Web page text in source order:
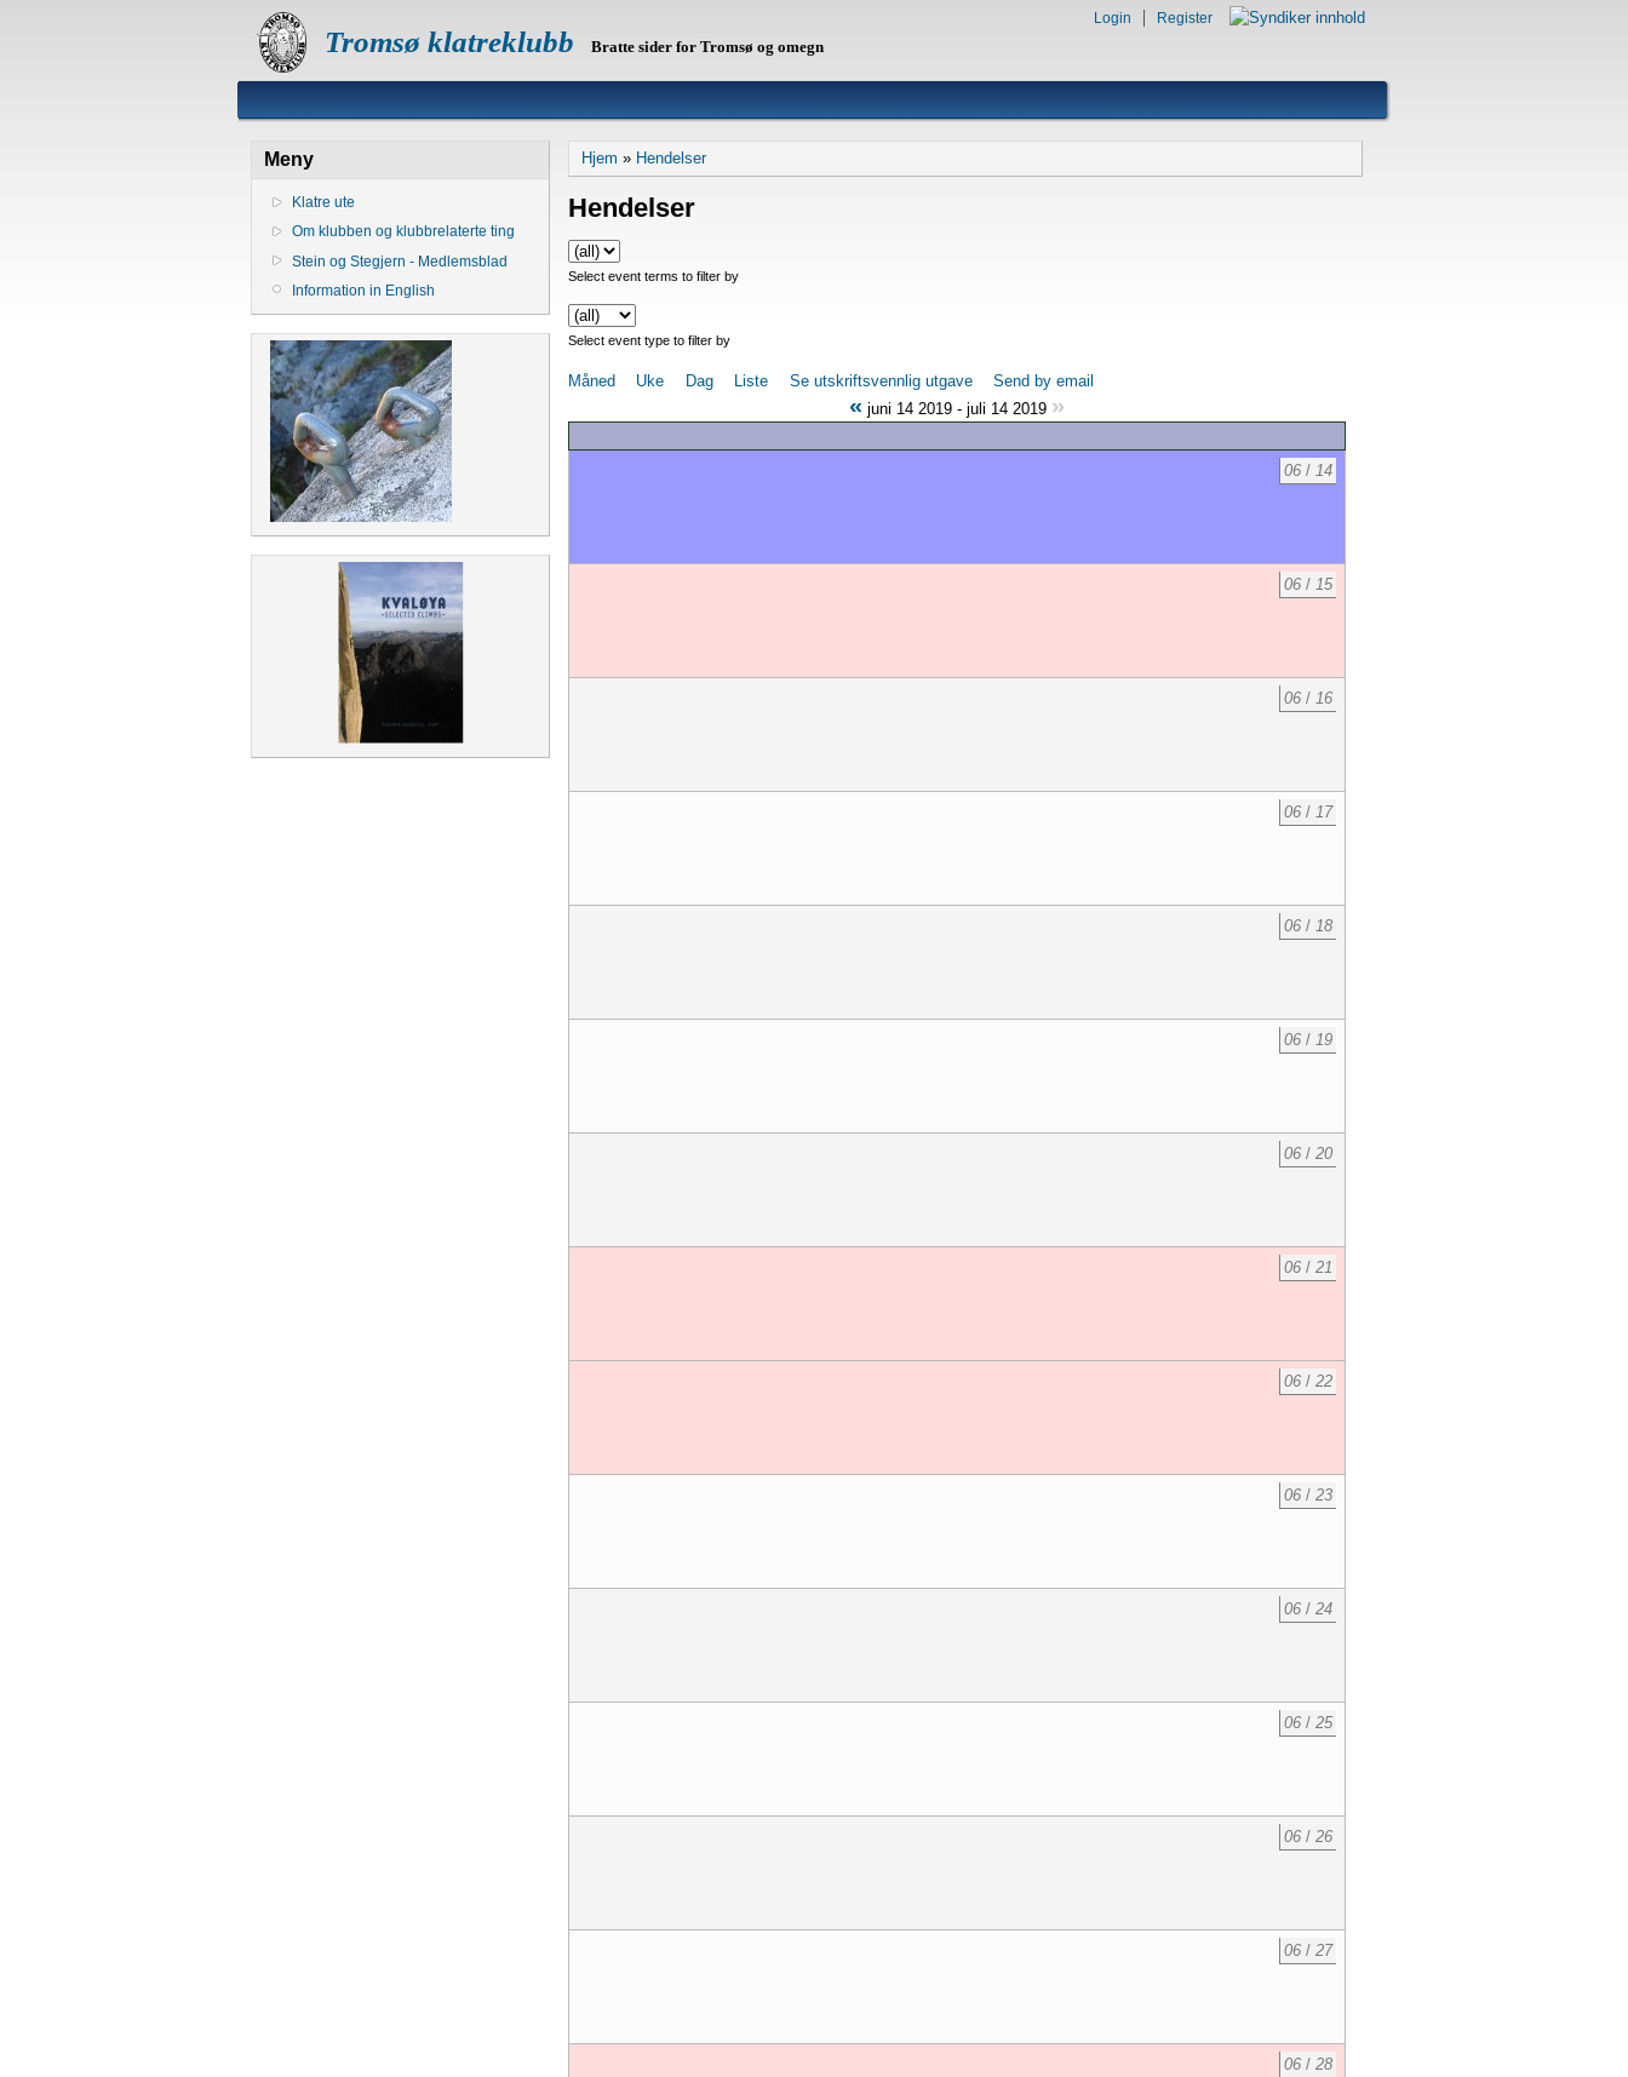
Tromsø klatreklubb Bratte sider for Tromsø og omegn
Login Register
Meny
Klatre ute
Om klubben og klubbrelaterte ting
Stein og Stegjern - Medlemsblad
Information in English
Hjem » Hendelser
Hendelser
Select event terms to filter by
Select event type to filter by
Måned Uke Dag Liste Se utskriftsvennlig utgave Send by email
« juni 14 2019 - juli 14 2019 »
06/ 14
06/ 15
06/ 16
06/ 17
06/ 18
06/ 19
06/ 20
06/ 21
06/ 22
06/ 23
06/ 24
06/ 25
06/ 26
06/ 27
06/ 28